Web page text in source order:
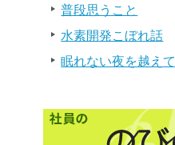
普段思うこと
水素開発こぼれ話
眠れない夜を越えて